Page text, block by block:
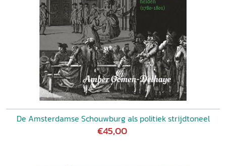
De Amsterdamse Schouwburg als politiek strijdtoneel
€45,00